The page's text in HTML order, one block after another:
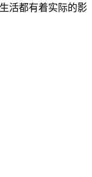
活都有着实际的影